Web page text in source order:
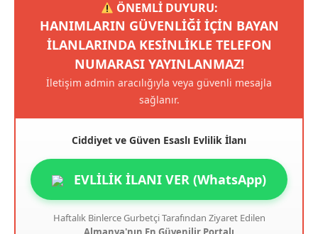
ÖNEMLİ DUYURU:
HANIMLARIN GÜVENLIĞI IÇIN BAYAN
ILANLARINDA KESINLIKLE TELEFON
NUMARASI YAYINLANMAZ!
İletişim admin aracılığıyla veya güvenli mesajla
sağlanır.
Ciddiyet ve Güven Esaslı Evlilik İlanı
EVLİLİK İLANI VER (WhatsApp)
Haftalık Binlerce Gurbetçi Tarafından Ziyaret Edilen